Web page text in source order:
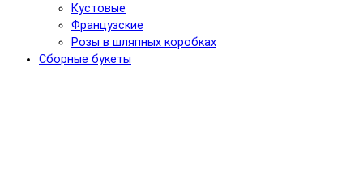
Кустовые
Французские
Розы в шляпных коробках
Сборные букеты